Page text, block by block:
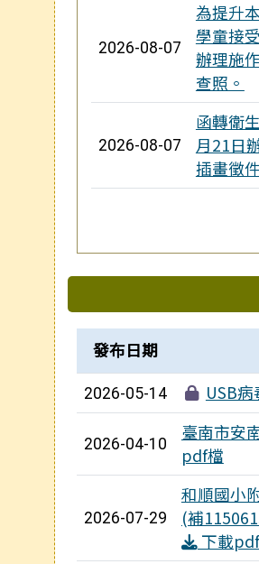
2026-08-07
為提升
學童接
辦理施
查照。
2026-08-07
函轉衛
月21日
插畫徵
檔案列表
發布日期
2026-05-14 USB
2026-04-10
臺南市安
pdf檔
2026-07-29
和順國小
(補
下載